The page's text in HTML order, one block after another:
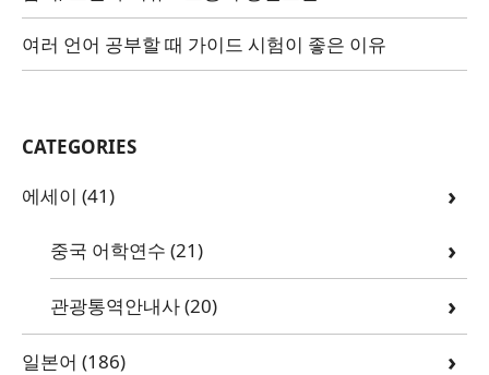
여러 언어 공부할 때 가이드 시험이 좋은 이유
CATEGORIES
에세이 (41)
중국 어학연수 (21)
관광통역안내사(20)
일본어 (186)